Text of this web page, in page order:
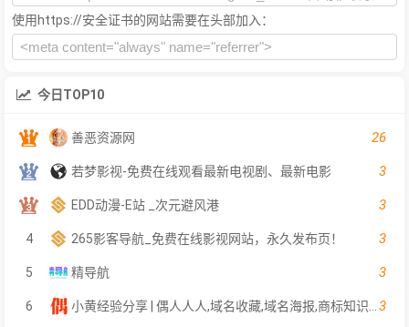
使用https://安全证书的网站需要在头部加入：
今日TOP10
善恶资源网 26
若梦影视-免费在线观看最新电视剧、最新电影 3
EDD动漫-E站 _次元避风港 3
4 265影客导航_免费在线影视网站，永久发布页！ 3
5 精导航 3
6 3